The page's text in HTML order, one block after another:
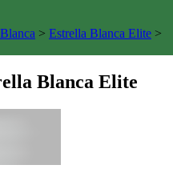
> Estrella Blanca Elite >
Blanca Elite